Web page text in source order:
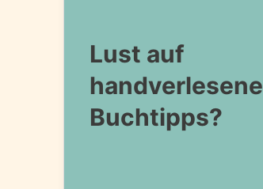
Lust auf
handverlesene
Buchtipps?